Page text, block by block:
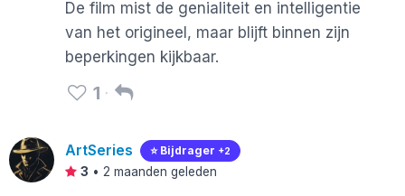
De film mist de genialiteit en intelligentie
van het origineel, maar blijft binnen zijn
beperkingen kijkbaar.
1
ArtSeries ⭐️ Bijdrager +2
3 • 2 maanden geleden